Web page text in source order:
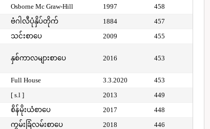
Osborne Mc Graw-Hill 1997
458
ဗံဂါလီပုံနှိပ်တိုက် 1884
457
သင်းစာပေ 2009 455
နှစ်ကာလများစာပေ 2016 453
Full House 3.3.2020
453
[ s.l ] 2013
449
စိန်မိုးယံစာပေ 2017
448
ကွမ်းခြံလမ်းစာပေ 2018
446